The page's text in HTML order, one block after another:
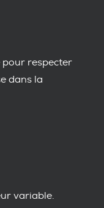
pour respecter
dans la
variable.